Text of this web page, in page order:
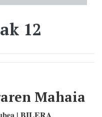
12
Mahaia